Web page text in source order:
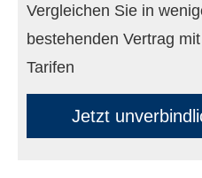
Vergleichen Sie in
bestehenden Vertrag
Tarifen
Jetzt